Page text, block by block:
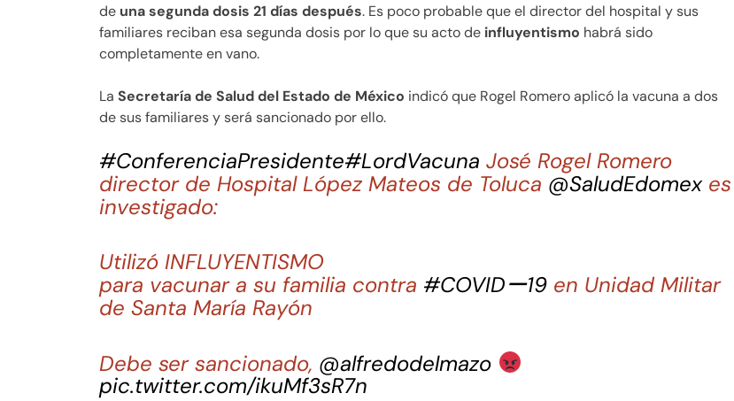
de una segunda dosis 21 días después. Es poco probable que el director del hospital y sus
familiares reciban esa segunda dosis por lo que su acto de influyentismo habrá sido
completamente en vano.
La Secretaría de Salud del Estado de México indicó que Rogel Romero aplicó la vacuna a dos
de sus familiares y será sancionado por ello.
#ConferenciaPresidente#LordVacuna José Rogel Romero
director de Hospital López Mateos de Toluca @SaludEdomexes
investigado:
Utilizó INFLUYENTISMO
para vacunar a su familia contra #COVIDー19 en Unidad Militar
de Santa María Rayón
Debe ser sancionado, @alfredodelmazo
pic.twitter.com/ikuMf3sR7n